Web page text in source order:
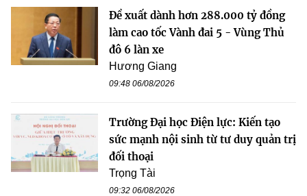
Đề xuất dành hơn 288.000 tỷ đồng
làm cao tốc Vành đai 5 - Vùng Thủ
đô 6 làn xe
Hương Giang
09:48 06/08/2026
Trường Đại học Điện lực: Kiến tạo
sức mạnh nội sinh từ tư duy quản trị
đối thoại
Trọng Tài
09:32 06/08/2026